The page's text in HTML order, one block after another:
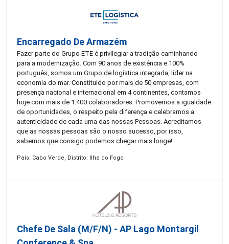
Encarregado De Armazém
Fazer parte do Grupo ETE é privilegiar a tradição caminhando
para a modernização. Com 90 anos de existência e 100%
português, somos um Grupo de logística integrada, líder na
economia do mar. Constituído por mais de 50 empresas, com
presença nacional e internacional em 4 continentes, contamos
hoje com mais de 1.400 colaboradores. Promovemos a igualdade
de oportunidades, o respeito pela diferença e celebramos a
autenticidade de cada uma das nossas Pessoas. Acreditamos
que as nossas pessoas são o nosso sucesso, por isso,
sabemos que consigo podemos chegar mais longe!
País: Cabo Verde, Distrito: Ilha do Fogo
Chefe De Sala (M/F/N) - AP Lago Montargil